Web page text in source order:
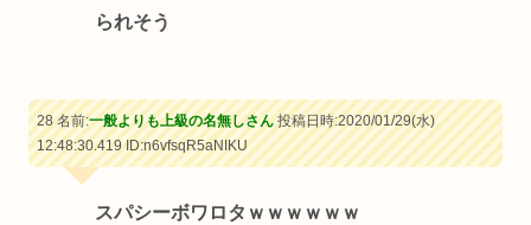
られそう
28 名前:一般よりも上級の名無しさん投稿日時:2020/01/29(水)
12:48:30.419ID:n6vfsqR5aNIKU
スパシーボワロタｗｗｗｗｗｗ